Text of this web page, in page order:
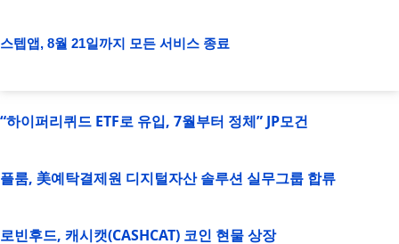
스텝앱, 8월 21일까지 모든 서비스 종료
“하이퍼리퀴드 ETF로 유입, 7월부터 정체” JP모건
플룸, 美예탁결제원 디지털자산 솔루션 실무그룹 합류
로빈후드, 캐시캣(CASHCAT) 코인 현물 상장